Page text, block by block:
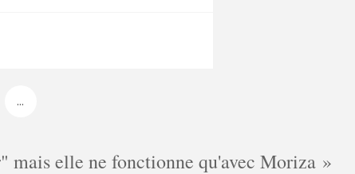
...
mais elle ne fonctionne qu'avec Moriza